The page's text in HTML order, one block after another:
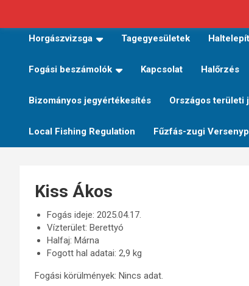
Horgászvizsga Tagegyesületek
Fogási beszámolók Kapcsolat Halőrzés
Bizományos jegyértékesítés Országos területi
Local Fishing Regulation Fűzfás-zugi
Kiss Ákos
Fogás ideje: 2025.04.17.
Vízterület: Berettyó
Halfaj: Márna
Fogott hal adatai: 2,9 kg
Fogási körülmények: Nincs adat.